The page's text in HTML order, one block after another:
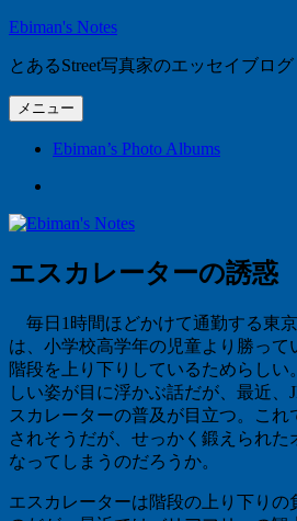
コ
テ
ン
ツ
ッ
プ
Ebiman's Notes
とあるStreet写真家のエッセイブログ
メニュー
Ebiman’s Photo Albums
Albums
エスカレーターの誘惑
毎日 1 時間ほどかけて通勤する東
は、小学校高学年の児童より勝っ
階段を上り下りしているためらしい
しい姿が目に浮かぶ話だが、最近、
スカレーターの普及が目立つ。これ
されそうだが、せっかく鍛えられた
なってしまうのだろうか。
エスカレーターは階段の上り下りの